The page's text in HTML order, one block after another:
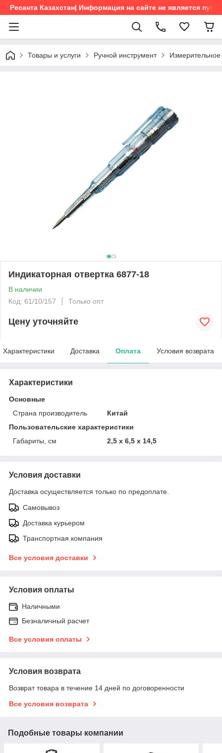
Ресанта Казахстан| Информация на сайте не является
Товары и услуги Ручной инструмент
Индикаторная отвертка 6877-18
В наличии
Код: 61/10/157
Только опт
Цену уточняйте
Характеристики Доставка Оплата Условия возврата
Характеристики
Основные
Страна производитель
Китай
Пользовательские характеристики
Габариты, см
2,5 х 6,5 х 14,5
Условия доставки
Доставка осуществляется только по предоплате.
Самовывоз
Доставка курьером
Транспортная компания
Все условия доставки
Условия оплаты
Наличными
Безналичный расчет
Все условия оплаты
Условия возврата
Возврат товара в течение 14 дней по договоренности
Все условия возврата
Подобные товары компании